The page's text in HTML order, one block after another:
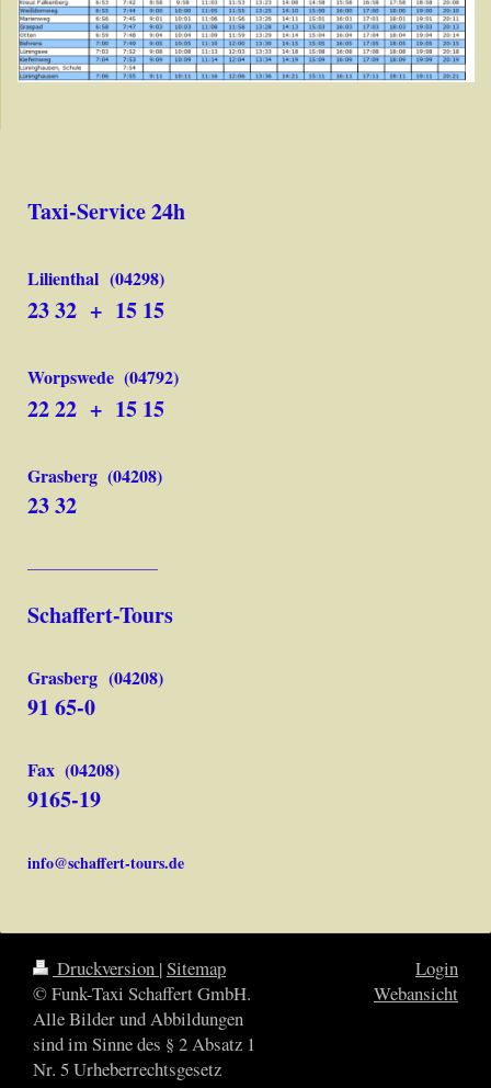
Taxi-Service 24h
Lilienthal (04298)
23 32 + 15 15
Worpswede (04792)
22 22 + 15 15
Grasberg (04208)
23 32
Schaffert-Tours
Grasberg (04208)
91 65-0
Fax (04208)
9165-19
info@schaffert-tours.de
Druckversion |Sitemap
© Funk-Taxi Schaffert GmbH.
Alle Bilder und Abbildungen
sind im Sinne des § 2 Absatz 1
Nr. 5 Urheberrechtsgesetz
Login
Webansicht